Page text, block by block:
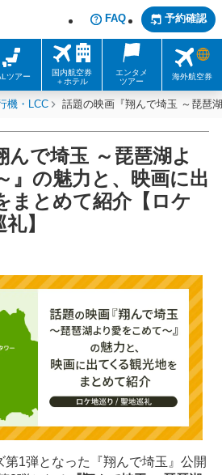
FAQ 予約確認
ツアー
国内航空券
＋ホテル
エンタメ
ツアー
海外航空券
機・LCC 話題の映画『翔んで埼玉 ～琵琶
んで埼玉 ～琵琶湖よ
』の魅力と、映画に出
まとめて紹介【ロケ
】
第1弾となった『翔んで埼玉』公開